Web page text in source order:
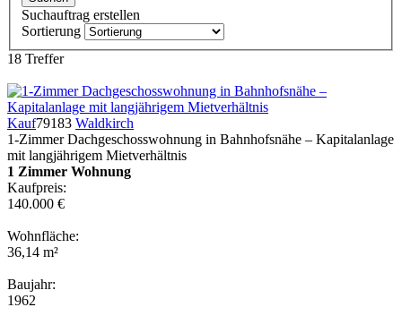
Suchauftrag erstellen
Sortierung
18 Treffer
Kauf79183 Waldkirch
1-Zimmer Dachgeschosswohnung in Bahnhofsnähe – Kapitalanlage
mit langjährigem Mietverhältnis
1 Zimmer Wohnung
Kaufpreis:
140.000 €
Wohnfläche:
36,14 m²
Baujahr:
1962